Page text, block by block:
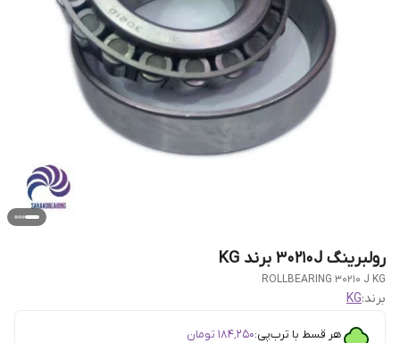
رولبرینگ 30210J برند KG
ROLLBEARING 30210 J KG
برند:KG
هر قسط با ترب‌پی:۱۸۴٬۲۵۰ تومان